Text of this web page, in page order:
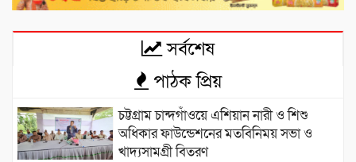
সর্বশেষ
পাঠক প্রিয়
চট্টগ্রাম চান্দগাঁওয়ে এশিয়ান নারী ও শিশু
অধিকার ফাউন্ডেশনের মতবিনিময় সভা ও
খাদ্যসামগ্রী বিতরণ